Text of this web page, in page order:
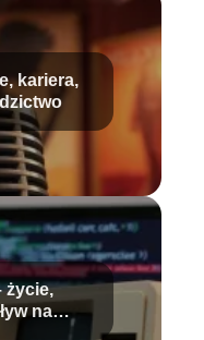
kariera,
życie,
na